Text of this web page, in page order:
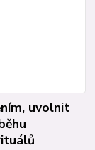
uvolnit